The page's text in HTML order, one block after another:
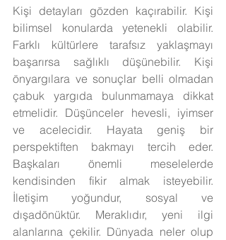
Kişi detayları gözden kaçırabilir. Kişi
bilimsel konularda yetenekli olabilir.
Farklı kültürlere tarafsız yaklaşmayı
başarırsa sağlıklı düşünebilir. Kişi
önyargılara ve sonuçlar belli olmadan
çabuk yargıda bulunmamaya dikkat
etmelidir. Düşünceler hevesli, iyimser
ve acelecidir. Hayata geniş bir
perspektiften bakmayı tercih eder.
Başkaları önemli meselelerde
kendisinden fikir almak isteyebilir.
İletişim yoğundur, sosyal ve
dışadönüktür. Meraklıdır, yeni ilgi
alanlarına çekilir. Dünyada neler olup